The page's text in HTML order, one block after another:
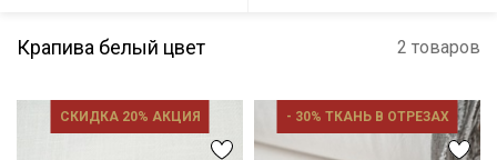
Крапива белый цвет 2 товаров
СКИДКА 20% АКЦИЯ - 30% ТКАНЬ В ОТРЕЗАХ